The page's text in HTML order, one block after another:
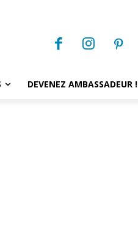
DEVENEZ AMBASSADEUR !